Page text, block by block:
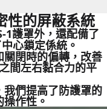
性的屏蔽系統
1護罩外，還配備了
心鎖定係統。
閉時的偏轉，改善
間左右黏合力的平
們提高了防護罩的
作性。